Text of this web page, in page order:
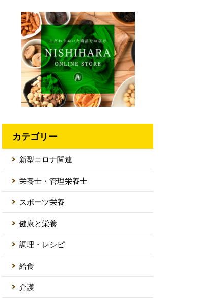
カテゴリー
新型コロナ関連
栄養士・管理栄養士
スポーツ栄養
健康と栄養
調理・レシピ
給食
介護